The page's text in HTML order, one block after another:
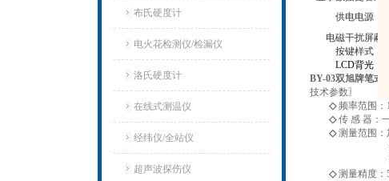
布氏硬度计
电火花检测仪/检漏仪
洛氏硬度计
在线式测温仪
经纬仪/全站仪
超声波探伤仪
供电电源
电磁干扰屏蔽
按键样式
LCD背光
BY-03双旭牌笔式
技术参数〗
◇频率范围：
◇传 感 器：
◇测量范围：
速度0.1～
位移1～
◇测量精度：